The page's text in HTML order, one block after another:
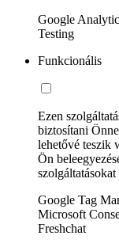
Google
Testing
Funkcionális
Ezen
biztosítani
lehetővé teszik
Ön
Google Tag
Microsoft
Freshchat